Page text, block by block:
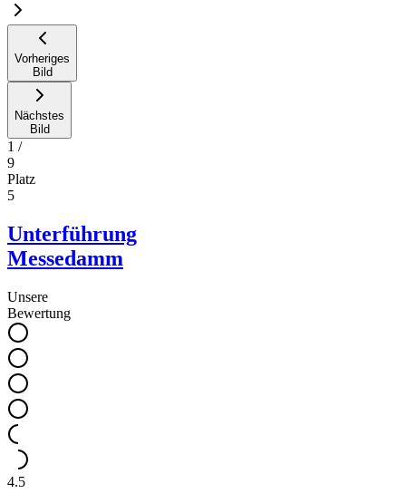
Vorheriges
Bild
Nächstes
Bild
1 /
9
Platz
5
Unterführung
Messedamm
Unsere
Bewertung
4.5